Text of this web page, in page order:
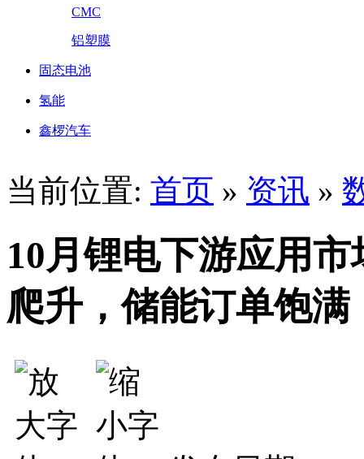
CMC
铝塑膜
固态电池
氢能
鑫椤汽车
当前位置: 首页 » 资讯 »
10月锂电下游应用
爬升，储能订单饱满